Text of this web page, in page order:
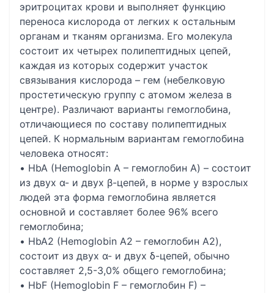
эритроцитах крови и выполняет функцию
переноса кислорода от легких к остальным
органам и тканям организма. Его молекула
состоит их четырех полипептидных цепей,
каждая из которых содержит участок
связывания кислорода – гем (небелковую
простетическую группу с атомом железа в
центре). Различают варианты гемоглобина,
отличающиеся по составу полипептидных
цепей. К нормальным вариантам гемоглобина
человека относят:
• HbA (Hemoglobin A – гемоглобин А) – состоит
из двух α- и двух β-цепей, в норме у взрослых
людей эта форма гемоглобина является
основной и составляет более 96% всего
гемоглобина;
• HbA2 (Hemoglobin A2 – гемоглобин А2),
состоит из двух α- и двух δ-цепей, обычно
составляет 2,5-3,0% общего гемоглобина;
• HbF (Hemoglobin F – гемоглобин F) –